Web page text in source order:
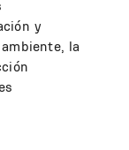
y
la